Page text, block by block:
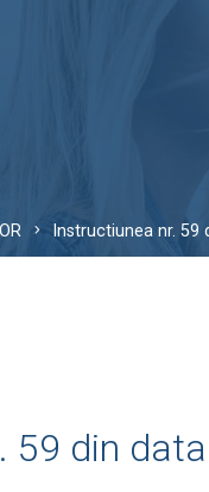
Instructiunea nr. 59
59 din